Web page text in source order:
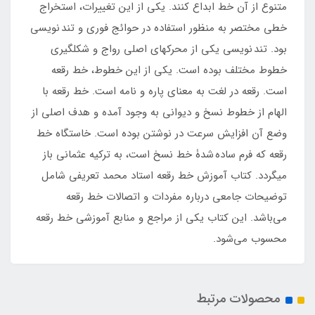
متنوع از آن خط ابداع کنند. یکی از این تغییرات، استخراج
خطی مختصر به منظور استفاده در حوائج فوری و تند نویسی
بود. تند نویسی یکی از محرک­های اصلی رواج و شکل­گیری
خطوط مختلف بوده است. یکی از این خطوط، خط رقعه
است. رقعه در لغت به معنای پاره و نامه است. خط رقعه با
الهام از خطوط نسخ و دیوانی به وجود آمده و هدف اصلی از
وضع آن افزایش سرعت در نوشتن بوده است. خاستگاه خط
رقعه که فرم ساده شدۀ خط نسخ است، به ترکیه عثمانی باز
می­گردد. کتاب آموزش خط رقعه استاد محمد تعریفی شامل
توضیحات جامعی درباره مفردات و اتصالات خط رقعه
می‌باشد. این کتاب یکی از مراجع و منابع آموزشی خط رقعه
محسوب می‌شود.
محصولات مرتبط